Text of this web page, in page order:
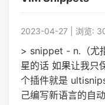
2023-04-27 | 浏览:
> snippet - n.（尤
星的话 如果让我只
个插件就是
己编写新语言的自